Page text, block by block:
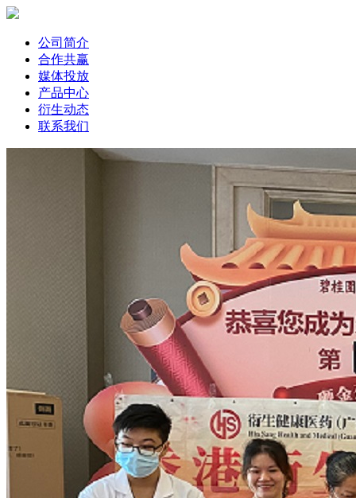
公司简介
合作共赢
媒体投放
产品中心
衍生动态
联系我们